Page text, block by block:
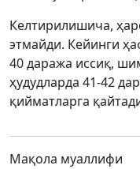
Келтирилишича,
этмайди. Кейинги
40 даража иссиқ,
ҳудудларда 41-42
қийматларга
Мақола муаллифи